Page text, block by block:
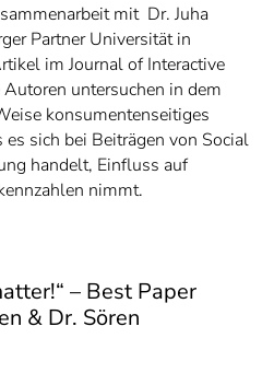
mit Dr. Juha
Partner Universität in
im Journal of Interactive
untersuchen in dem
konsumentenseitiges
sich bei Beiträgen von Social
handelt, Einfluss auf
nimmt.
– Best Paper
& Dr. Sören